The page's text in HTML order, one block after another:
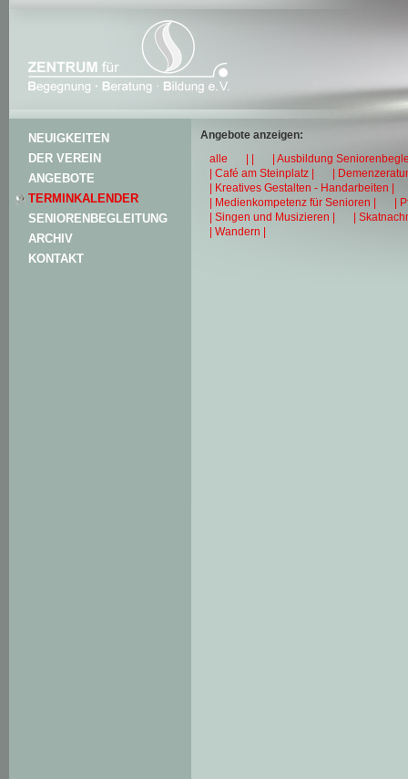
NEUIGKEITEN
DER VEREIN
ANGEBOTE
TERMINKALENDER
SENIORENBEGLEITUNG
ARCHIV
KONTAKT
Angebote anzeigen:
alle
| |
| Ausbildung
| Café am Steinplatz |
|
| Kreatives Gestalten - Handarbeiten |
| Medienkompetenz für Senioren |
|
| Singen und Musizieren |
|
| Wandern |